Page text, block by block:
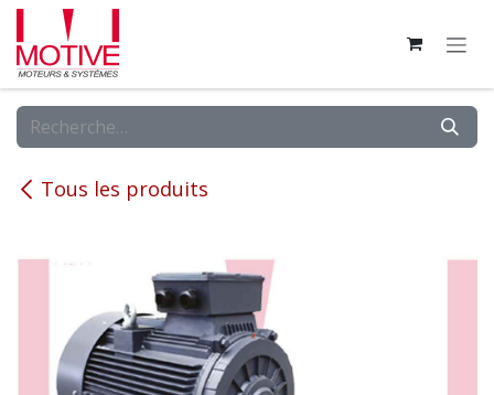
Se rendre au contenu
Tous les produits